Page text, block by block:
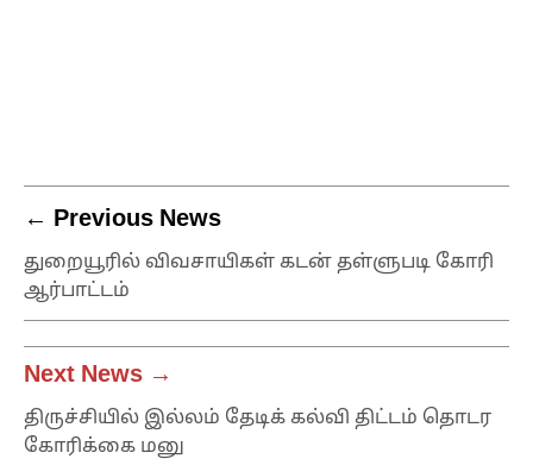
← Previous News
துறையூரில் விவசாயிகள் கடன் தள்ளுபடி கோரி
ஆர்பாட்டம்
Next News →
திருச்சியில் இல்லம் தேடிக் கல்வி திட்டம் தொடர
கோரிக்கை மனு